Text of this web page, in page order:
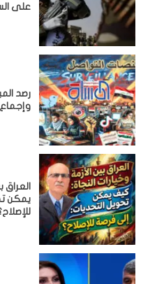
على
رصد
وإجماع
يمكن